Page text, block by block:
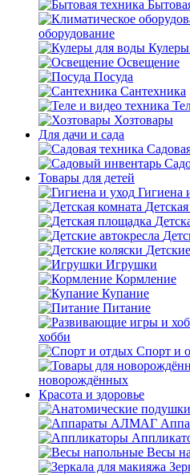
оборудование
Освещение
Посуда
Сантехника
Хозтовары
Для дачи и сада
Товары для детей
Гигиена
Игрушки
Кормление
Купание
Питание
хобби
Спорт и
новорождённых
Красота и здоровье
Весы